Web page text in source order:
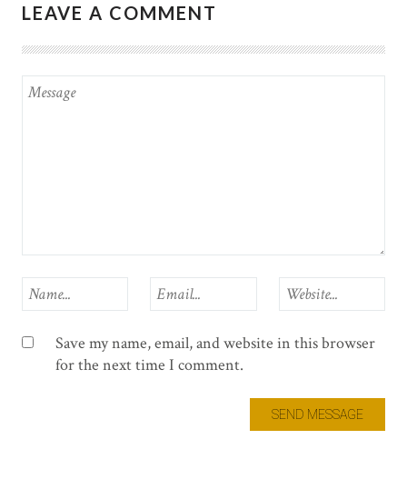
LEAVE A COMMENT
Save my name, email, and website in this browser
for the next time I comment.